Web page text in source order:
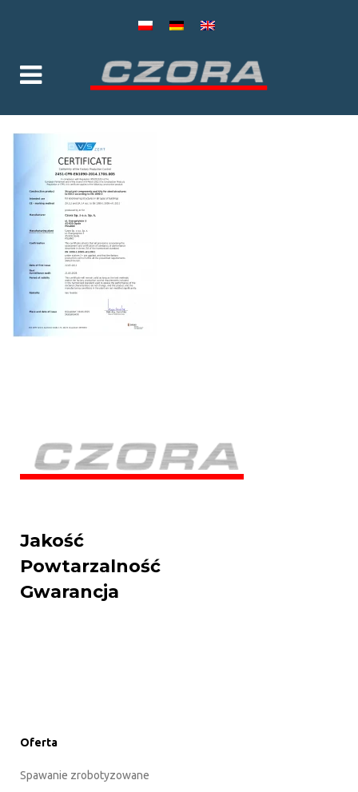
Jakość
Powtarzalność
Gwarancja
Oferta
Spawanie zrobotyzowane